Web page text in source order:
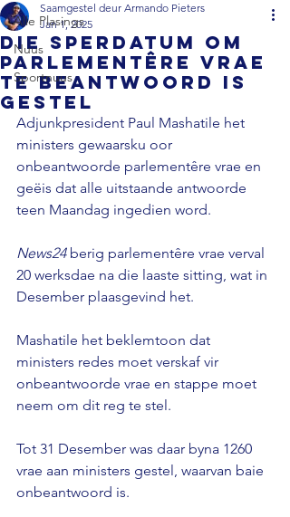
Alle Plasings
Nuus
Sportnuus
Die Sperdatum om
parlementêre vrae
te beantwoord is
gestel
Saamgestel deur Armando Pieters
Jan 1, 2025
Adjunkpresident Paul Mashatile het
ministers gewaarsku oor
onbeantwoorde parlementêre vrae en
geëis dat alle uitstaande antwoorde
teen Maandag ingedien word.
News24 berig parlementêre vrae verval
20 werksdae na die laaste sitting, wat in
Desember plaasgevind het.
Mashatile het beklemtoon dat
ministers redes moet verskaf vir
onbeantwoorde vrae en stappe moet
neem om dit reg te stel.
Tot 31 Desember was daar byna 1260
vrae aan ministers gestel, waarvan baie
onbeantwoord is.